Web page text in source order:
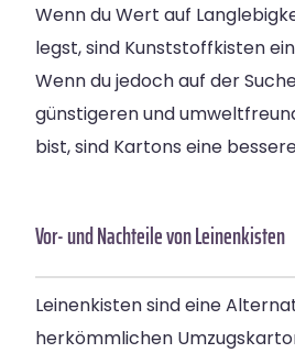
Wenn du Wert auf
legst, sind Kunststoffkisten
Wenn du jedoch auf der
günstigeren und
bist, sind Kartons eine
Vor- und Nachteile von Leinenkisten
Leinenkisten sind eine
herkömmlichen